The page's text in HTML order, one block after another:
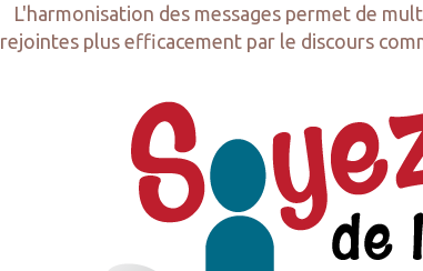
L'harmonisation des messages permet de
rejointes plus efficacement par le discours